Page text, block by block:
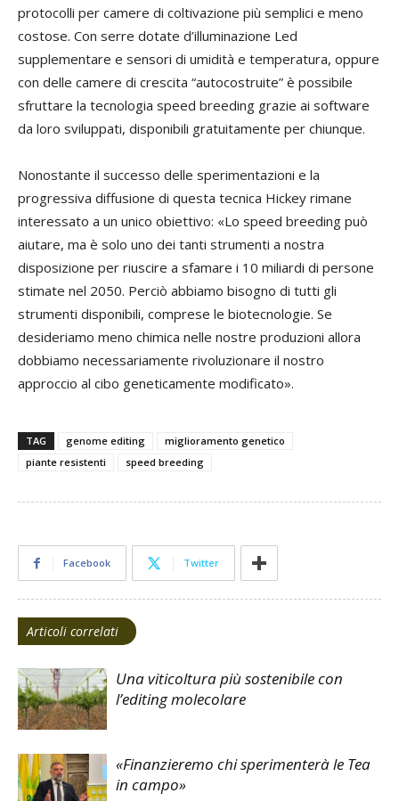
protocolli per camere di coltivazione più semplici e meno
costose. Con serre dotate d’illuminazione Led
supplementare e sensori di umidità e temperatura, oppure
con delle camere di crescita “autocostruite” è possibile
sfruttare la tecnologia speed breeding grazie ai software
da loro sviluppati, disponibili gratuitamente per chiunque.
Nonostante il successo delle sperimentazioni e la
progressiva diffusione di questa tecnica Hickey rimane
interessato a un unico obiettivo: «Lo speed breeding può
aiutare, ma è solo uno dei tanti strumenti a nostra
disposizione per riuscire a sfamare i 10 miliardi di persone
stimate nel 2050. Perciò abbiamo bisogno di tutti gli
strumenti disponibili, comprese le biotecnologie. Se
desideriamo meno chimica nelle nostre produzioni allora
dobbiamo necessariamente rivoluzionare il nostro
approccio al cibo geneticamente modificato».
TAG genome editing
miglioramento genetico
piante resistenti
speed breeding
Facebook Twitter
Articoli correlati
Una viticoltura più sostenibile con
l’editing molecolare
«Finanzieremo chi sperimenterà le Tea
in campo»